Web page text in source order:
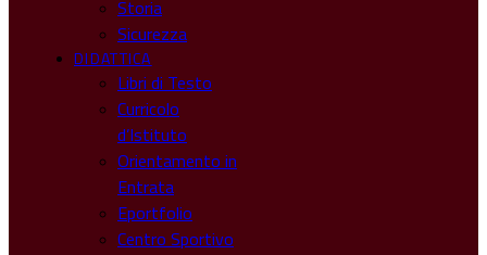
Storia
Sicurezza
DIDATTICA
Libri di Testo
Curricolo
d’Istituto
Orientamento in
Entrata
Eportfolio
Centro Sportivo